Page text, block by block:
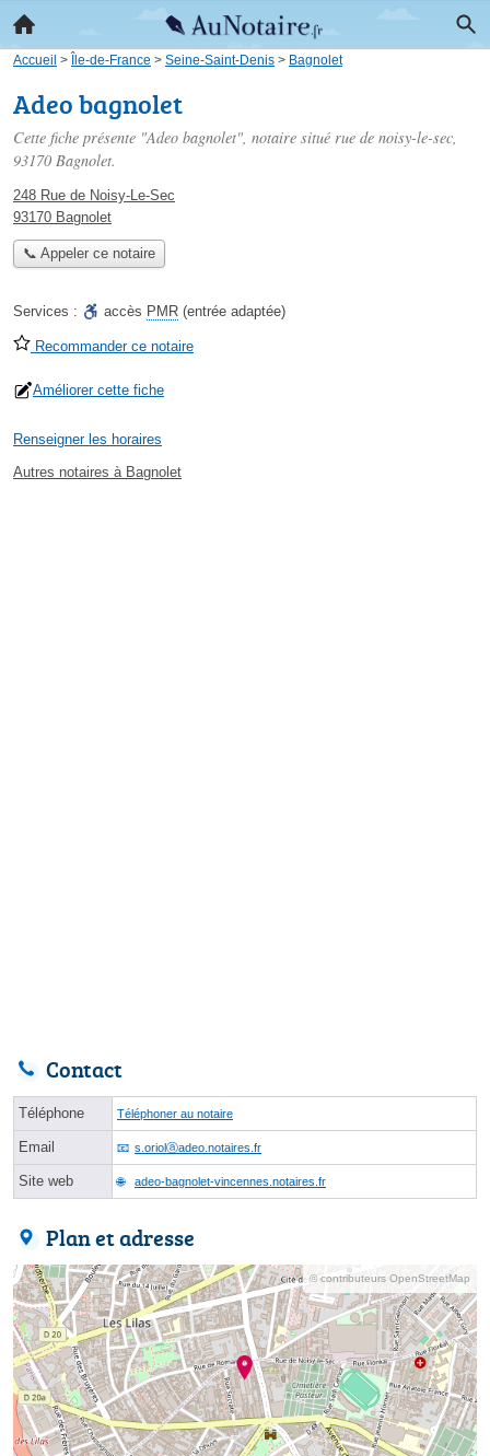
Accueil > Île-de-France > Seine-Saint-Denis > Bagnolet
Adeo bagnolet
Cette fiche présente "Adeo bagnolet", notaire situé rue de noisy-le-sec,
93170 Bagnolet.
248 Rue de Noisy-Le-Sec
93170 Bagnolet
📞 Appeler ce notaire
Services : accès PMR (entrée adaptée)
Recommander ce notaire
Améliorer cette fiche
Renseigner les horaires
Autres notaires à Bagnolet
Contact
Téléphone Téléphoner au notaire
Email s.oriolⓐadeo.notaires.fr
Site web adeo-bagnolet-vincennes.notaires.fr
Plan et adresse
© contributeurs OpenStreetMap